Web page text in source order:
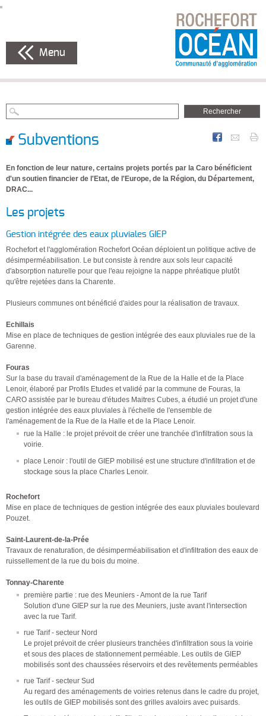
Menu
Subventions
En fonction de leur nature, certains projets portés par la Caro bénéficient
d'un soutien financier de l'Etat, de l'Europe, de la Région, du Département,
DRAC...
Les projets
Gestion intégrée des eaux pluviales GIEP
Rochefort et l'agglomération Rochefort Océan déploient un politique active de
désimperméabilisation. Le but consiste à rendre aux sols leur capacité
d'absorption naturelle pour que l'eau rejoigne la nappe phréatique plutôt
qu'être rejetées dans la Charente.
Plusieurs communes ont bénéficié d'aides pour la réalisation de travaux.
Echillais
Mise en place de techniques de gestion intégrée des eaux pluviales rue de la
Garenne.
Fouras
Sur la base du travail d'aménagement de la Rue de la Halle et de la Place
Lenoir, élaboré par Profils Etudes et validé par la commune de Fouras, la
CARO assistée par le bureau d'études Maitres Cubes, a étudié un projet d'une
gestion intégrée des eaux pluviales à l'échelle de l'ensemble de
l'aménagement de la Rue de la Halle et de la Place Lenoir.
rue la Halle : le projet prévoit de créer une tranchée d'infiltration sous la
voirie.
place Lenoir : l'outil de GIEP mobilisé est une structure d'infiltration et de
stockage sous la place Charles Lenoir.
Rochefort
Mise en place de techniques de gestion intégrée des eaux pluviales boulevard
Pouzet.
Saint-Laurent-de-la-Prée
Travaux de renaturation, de désimperméabilisation et d'infiltration des eaux de
ruissellement de la rue du bois du moine.
Tonnay-Charente
première partie : rue des Meuniers - Amont de la rue Tarif
Solution d'une GIEP sur la rue des Meuniers, juste avant l'intersection
avec la rue Tarif.
rue Tarif - secteur Nord
Le projet prévoit de créer plusieurs tranchées d'infiltration sous la voirie
et sous des places de stationnement perméable. Les outils de GIEP
mobilisés sont des chaussées réservoirs et des revêtements perméables
rue Tarif - secteur Sud
Au regard des aménagements de voiries retenus dans le cadre du projet,
les outils de GIEP mobilisés sont des grilles avaloirs avec puisards.